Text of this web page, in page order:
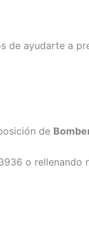
de ayudarte a
de
o rellenando